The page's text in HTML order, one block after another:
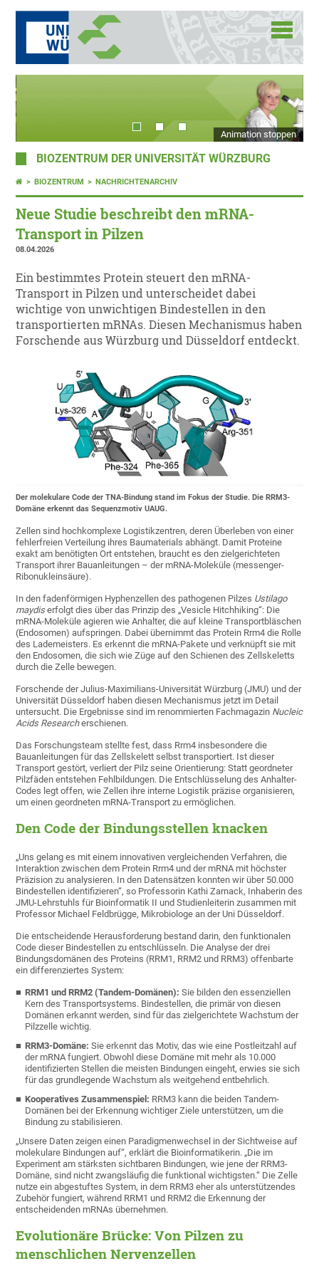
Animation stoppen
BIOZENTRUM DER UNIVERSITÄT WÜRZBURG
BIOZENTRUM NACHRICHTENARCHIV
Neue Studie beschreibt den mRNA-
Transport in Pilzen
08.04.2026
Ein bestimmtes Protein steuert den mRNA-
Transport in Pilzen und unterscheidet dabei
wichtige von unwichtigen Bindestellen in den
transportierten mRNAs. Diesen Mechanismus haben
Forschende aus Würzburg und Düsseldorf entdeckt.
Der molekulare Code der TNA-Bindung stand im Fokus der Studie. Die RRM3-
Domäne erkennt das Sequenzmotiv UAUG.
Zellen sind hochkomplexe Logistikzentren, deren Überleben von einer
fehlerfreien Verteilung ihres Baumaterials abhängt. Damit Proteine
exakt am benötigten Ort entstehen, braucht es den zielgerichteten
Transport ihrer Bauanleitungen – der mRNA-Moleküle (messenger-
Ribonukleinsäure).
In den fadenförmigen Hyphenzellen des pathogenen Pilzes Ustilago
maydiserfolgt dies über das Prinzip des „Vesicle Hitchhiking“: Die
mRNA-Moleküle agieren wie Anhalter, die auf kleine Transportbläschen
(Endosomen) aufspringen. Dabei übernimmt das Protein Rrm4 die Rolle
des Lademeisters. Es erkennt die mRNA-Pakete und verknüpft sie mit
den Endosomen, die sich wie Züge auf den Schienen des Zellskeletts
durch die Zelle bewegen.
Forschende der Julius-Maximilians-Universität Würzburg (JMU) und der
Universität Düsseldorf haben diesen Mechanismus jetzt im Detail
untersucht. Die Ergebnisse sind im renommierten Fachmagazin Nucleic
Acids Researcherschienen.
Das Forschungsteam stellte fest, dass Rrm4 insbesondere die
Bauanleitungen für das Zellskelett selbst transportiert. Ist dieser
Transport gestört, verliert der Pilz seine Orientierung: Statt geordneter
Pilzfäden entstehen Fehlbildungen. Die Entschlüsselung des Anhalter-
Codes legt offen, wie Zellen ihre interne Logistik präzise organisieren,
um einen geordneten mRNA-Transport zu ermöglichen.
Den Code der Bindungsstellen knacken
„Uns gelang es mit einem innovativen vergleichenden Verfahren, die
Interaktion zwischen dem Protein Rrm4 und der mRNA mit höchster
Präzision zu analysieren. In den Datensätzen konnten wir über 50.000
Bindestellen identifizieren“, so Professorin Kathi Zarnack, Inhaberin des
JMU-Lehrstuhls für Bioinformatik II und Studienleiterin zusammen mit
Professor Michael Feldbrügge, Mikrobiologe an der Uni Düsseldorf.
Die entscheidende Herausforderung bestand darin, den funktionalen
Code dieser Bindestellen zu entschlüsseln. Die Analyse der drei
Bindungsdomänen des Proteins (RRM1, RRM2 und RRM3) offenbarte
ein differenziertes System:
RRM1 und RRM2 (Tandem-Domänen): Sie bilden den essenziellen
Kern des Transportsystems. Bindestellen, die primär von diesen
Domänen erkannt werden, sind für das zielgerichtete Wachstum der
Pilzzelle wichtig.
RRM3-Domäne: Sie erkennt das Motiv, das wie eine Postleitzahl auf
der mRNA fungiert. Obwohl diese Domäne mit mehr als 10.000
identifizierten Stellen die meisten Bindungen eingeht, erwies sie sich
für das grundlegende Wachstum als weitgehend entbehrlich.
Kooperatives Zusammenspiel: RRM3 kann die beiden Tandem-
Domänen bei der Erkennung wichtiger Ziele unterstützen, um die
Bindung zu stabilisieren.
„Unsere Daten zeigen einen Paradigmenwechsel in der Sichtweise auf
molekulare Bindungen auf“, erklärt die Bioinformatikerin. „Die im
Experiment am stärksten sichtbaren Bindungen, wie jene der RRM3-
Domäne, sind nicht zwangsläufig die funktional wichtigsten.“ Die Zelle
nutze ein abgestuftes System, in dem RRM3 eher als unterstützendes
Zubehör fungiert, während RRM1 und RRM2 die Erkennung der
entscheidenden mRNAs übernehmen.
Evolutionäre Brücke: Von Pilzen zu
menschlichen Nervenzellen